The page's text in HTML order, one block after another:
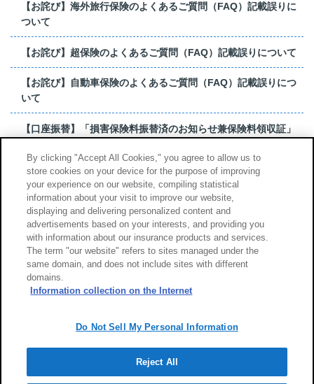
【お詫び】海外旅行保険のよくあるご質問（FAQ）記載誤りに
ついて
【お詫び】超保険のよくあるご質問（FAQ）記載誤りについて
【お詫び】自動車保険のよくあるご質問（FAQ）記載誤りにつ
いて
【口座振替】「損害保険料振替済のお知らせ兼保険料領収証」
【お詫び】超保険のよくあるご質問（FAQ）記載誤りについて
もっと見る
サイトのご利用について
勧誘方針
Copyright (c) Tokio Marine & Nichido Fire Insurance Co., Ltd.
By clicking "Accept All Cookies," you agree to allow us to
store cookies on your device for the purpose of improving
your experience on our website, compiling statistical
information about your visit to improve our website,
displaying and delivering personalized content and
advertisements based on your interests, and providing you
with information about our insurance products and services.
The term "our website" refers to sites managed under the
same domain, and does not include sites with different
domains.
Information collection on the Internet
Do Not Sell My Personal Information
Reject All